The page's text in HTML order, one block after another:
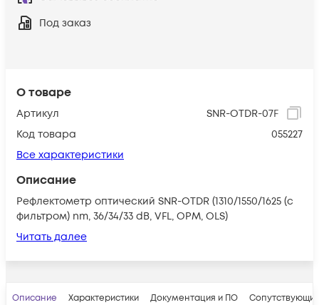
О товаре
Артикул
SNR-OTDR-07F
Код товара
055227
Все характеристики
Описание
Рефлектометр оптический SNR-OTDR (1310/1550/1625 (с
фильтром) nm, 36/34/33 dB, VFL, OPM, OLS)
Читать далее
Под заказ
Описание Характеристики Документация и ПО